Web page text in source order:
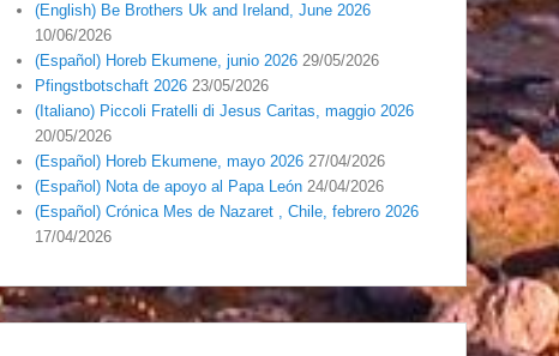
(English) Be Brothers Uk and Ireland, June 2026
10/06/2026
(Español) Horeb Ekumene, junio 2026 29/05/2026
Pfingstbotschaft 2026 23/05/2026
(Italiano) Piccoli Fratelli di Jesus Caritas, maggio 2026
20/05/2026
(Español) Horeb Ekumene, mayo 2026 27/04/2026
(Español) Nota de apoyo al Papa León 24/04/2026
(Español) Crónica Mes de Nazaret , Chile, febrero 2026
17/04/2026